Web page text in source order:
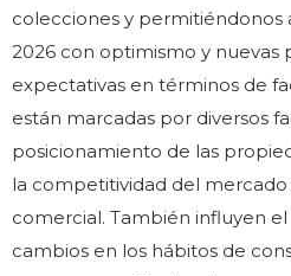
colecciones y permitiéndonos
2026 con optimismo y nuevas
expectativas en términos de
están marcadas por diversos
posicionamiento de las
la competitividad del mercado
comercial. También influyen
cambios en los hábitos de